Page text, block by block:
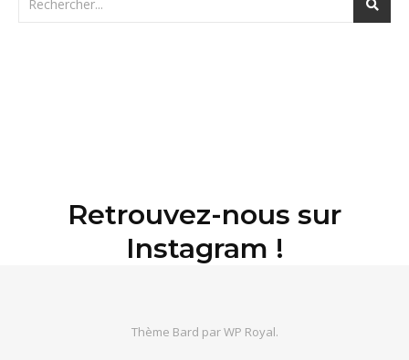
Retrouvez-nous sur
Instagram !
Thème Bard parWP Royal.